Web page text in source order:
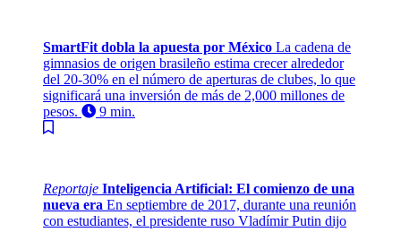
SmartFit dobla la apuesta por México La cadena de
gimnasios de origen brasileño estima crecer alrededor
del 20-30% en el número de aperturas de clubes, lo que
significará una inversión de más de 2,000 millones de
pesos.
9 min.
Reportaje Inteligencia Artificial: El comienzo de una
nueva era En septiembre de 2017, durante una reunión
con estudiantes, el presidente ruso Vladímir Putin dijo